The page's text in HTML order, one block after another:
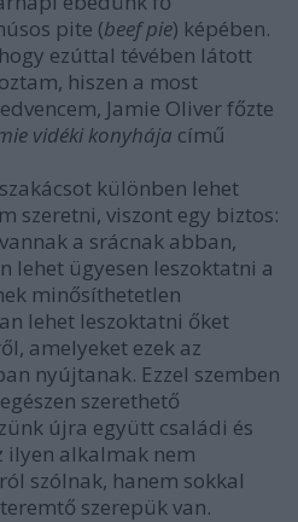
pite (beef pie) képében.
ezúttal tévében látott
hiszen a most
Jamie Oliver főzte
vidéki konyhája című
különben lehet
szeretni, viszont egy biztos:
a srácnak abban,
lehet ügyesen leszoktatni a
minősíthetetlen
lehet leszoktatni őket
amelyeket ezek az
nyújtanak. Ezzel szemben
szerethető
újra együtt családi és
ilyen alkalmak nem
szólnak, hanem sokkal
szerepük van.